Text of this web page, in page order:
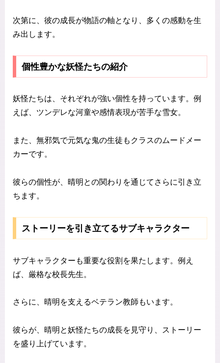
次第に、彼の成長が物語の軸となり、多くの感動を生
み出します。
個性豊かな妖怪たちの紹介
妖怪たちは、それぞれが強い個性を持っています。例
えば、ツンデレな河童や感情表現が苦手な雪女。
また、無邪気で元気な鬼の生徒もクラスのムードメー
カーです。
彼らの個性が、晴明との関わりを通じてさらに引き立
ちます。
ストーリーを引き立てるサブキャラクター
サブキャラクターも重要な役割を果たします。例え
ば、厳格な校長先生。
さらに、晴明を支えるベテラン教師もいます。
彼らが、晴明と妖怪たちの成長を見守り、ストーリー
を盛り上げています。